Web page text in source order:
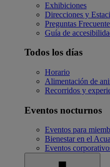
Exhibiciones
Direcciones y
Preguntas
Guía de
Todos los días
Horario
Alimentación de
Recorridos y
Eventos nocturnos
Eventos para
Bienestar en el
Eventos